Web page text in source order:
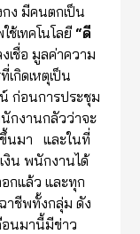
กง มีคนตกเป็น
ช้เทคโนโลยี “ดี
เชื่อ มูลค่าความ
กิดเหตุเป็น
ก่อนการประชุม
กงานกลัวว่าจะ
นมา และในที่
งิน พนักงานได้
กแล้ว และทุก
าชีพทั้งกลุ่ม ดัง
อนมานี้มีข่าว